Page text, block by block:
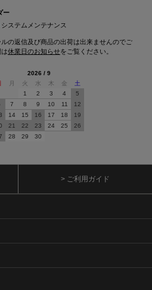
ー
システムメンテナンス
の返信及び商品の出荷は出来ませんのでご
休業日のお知らせをご覧ください。
2026 / 9
月 火 水 木 金
土
1
2 3 4
5
7 8 9 10 11
12
14 15 16 17 18
19
21 22 23 24 25
26
28 29 30
> ご利用ガイド